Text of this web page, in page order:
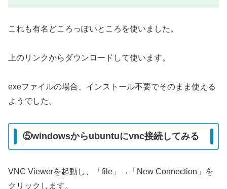
これも有名どころっぽいところを使いました。
上のリンクからダウンロードして使います。
exeファイルの場合、インストール不要でそのまま使える
ようでした。
⑤windowsからubuntuにvnc接続してみる
VNC Viewerを起動し、「file」→「New Connection」を
クリックします。